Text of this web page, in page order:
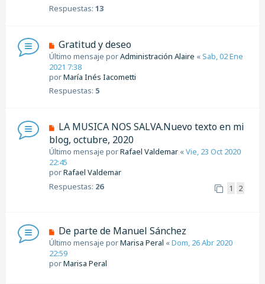
Respuestas: 13
Gratitud y deseo
Último mensaje porAdministración Alaire «Sab, 02 Ene
2021 7:38
porMaría Inés Iacometti
Respuestas: 5
LA MUSICA NOS SALVA.Nuevo texto en mi
blog, octubre, 2020
Último mensaje porRafael Valdemar «Vie, 23 Oct 2020
22:45
porRafael Valdemar
Respuestas: 26 1 2
De parte de Manuel Sánchez
Último mensaje porMarisa Peral «Dom, 26 Abr 2020
22:59
porMarisa Peral